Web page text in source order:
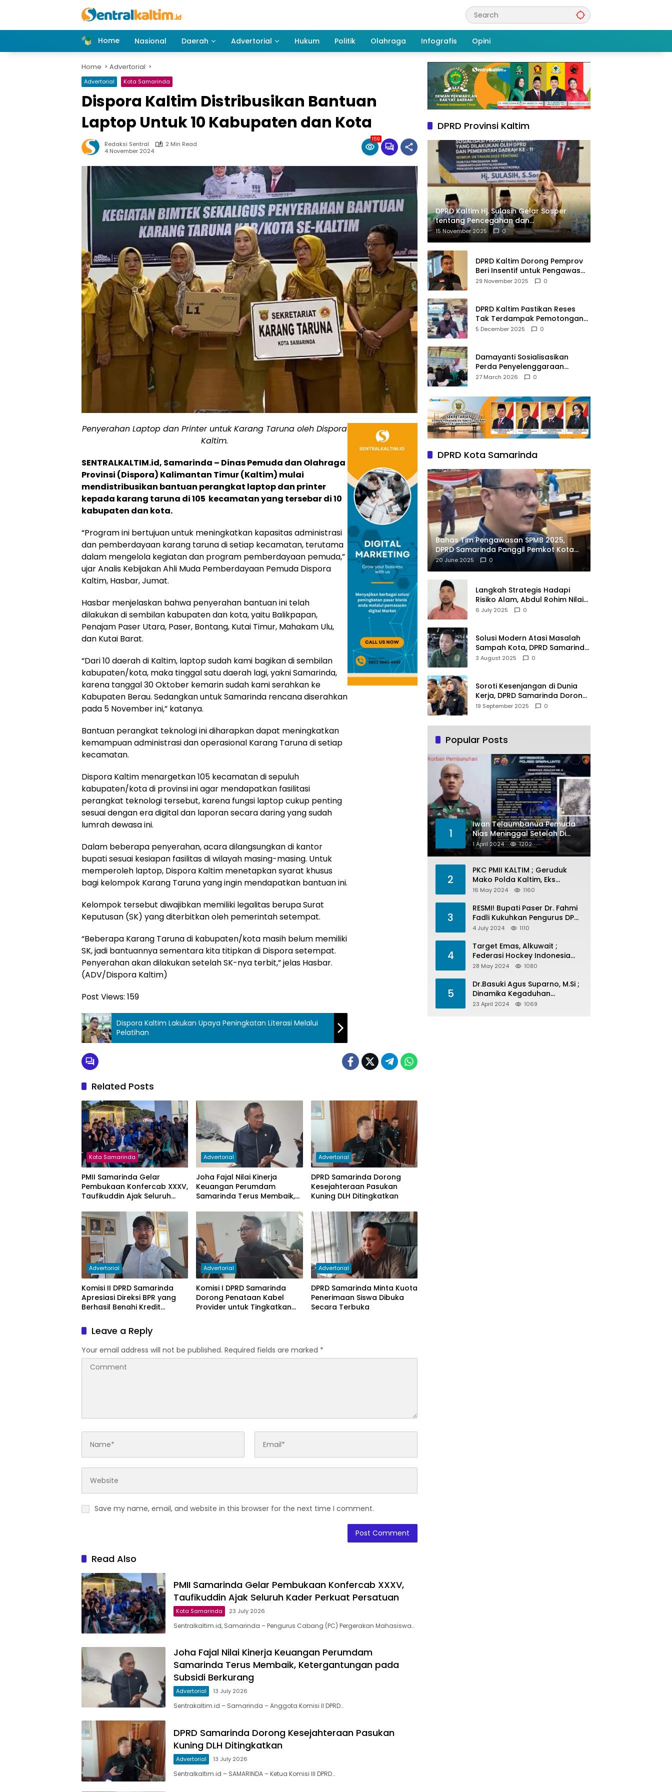
Home
Nasional Daerah Advertorial Hukum Politik Olahraga Infografis Opini
Home Advertorial
Advertorial Kota Samarinda
Dispora Kaltim Distribusikan Bantuan
Laptop Untuk 10 Kabupaten dan Kota
Redaksi Sentral
2 Min Read
4 November 2024
159
Penyerahan Laptop dan Printer untuk Karang Taruna oleh Dispora
Kaltim.
SENTRALKALTIM.id, Samarinda – Dinas Pemuda dan Olahraga
Provinsi (Dispora) Kalimantan Timur (Kaltim) mulai
mendistribusikan bantuan perangkat laptop dan printer
kepada karang taruna di 105 kecamatan yang tersebar di 10
kabupaten dan kota.
“Program ini bertujuan untuk meningkatkan kapasitas administrasi
dan pemberdayaan karang taruna di setiap kecamatan, terutama
dalam mengelola kegiatan dan program pemberdayaan pemuda,”
ujar Analis Kebijakan Ahli Muda Pemberdayaan Pemuda Dispora
Kaltim, Hasbar, Jumat.
Hasbar menjelaskan bahwa penyerahan bantuan ini telah
dilakukan di sembilan kabupaten dan kota, yaitu Balikpapan,
Penajam Paser Utara, Paser, Bontang, Kutai Timur, Mahakam Ulu,
dan Kutai Barat.
“Dari 10 daerah di Kaltim, laptop sudah kami bagikan di sembilan
kabupaten/kota, maka tinggal satu daerah lagi, yakni Samarinda,
karena tanggal 30 Oktober kemarin sudah kami serahkan ke
Kabupaten Berau. Sedangkan untuk Samarinda rencana diserahkan
pada 5 November ini,” katanya.
Bantuan perangkat teknologi ini diharapkan dapat meningkatkan
kemampuan administrasi dan operasional Karang Taruna di setiap
kecamatan.
Dispora Kaltim menargetkan 105 kecamatan di sepuluh
kabupaten/kota di provinsi ini agar mendapatkan fasilitasi
perangkat teknologi tersebut, karena fungsi laptop cukup penting
sesuai dengan era digital dan laporan secara daring yang sudah
lumrah dewasa ini.
Dalam beberapa penyerahan, acara dilangsungkan di kantor
bupati sesuai kesiapan fasilitas di wilayah masing-masing. Untuk
memperoleh laptop, Dispora Kaltim menetapkan syarat khusus
bagi kelompok Karang Taruna yang ingin mendapatkan bantuan ini.
Kelompok tersebut diwajibkan memiliki legalitas berupa Surat
Keputusan (SK) yang diterbitkan oleh pemerintah setempat.
“Beberapa Karang Taruna di kabupaten/kota masih belum memiliki
SK, jadi bantuannya sementara kita titipkan di Dispora setempat.
Penyerahan akan dilakukan setelah SK-nya terbit,” jelas Hasbar.
(ADV/Dispora Kaltim)
Post Views: 159
Dispora Kaltim Lakukan Upaya Peningkatan Literasi Melalui
Pelatihan
Related Posts
Kota Samarinda
PMII Samarinda Gelar
Pembukaan Konfercab XXXV,
Taufikuddin Ajak Seluruh
Advertorial
Joha Fajal Nilai Kinerja
Keuangan Perumdam
Samarinda Terus Membaik,
Subsidi Berkurang
Advertorial
DPRD Samarinda Dorong
Kesejahteraan Pasukan
Kuning DLH Ditingkatkan
Advertorial
Komisi II DPRD Samarinda
Apresiasi Direksi BPR yang
Berhasil Benahi Kredit
Advertorial
Komisi I DPRD Samarinda
Dorong Penataan Kabel
Provider untuk Tingkatkan
Advertorial
DPRD Samarinda Minta Kuota
Penerimaan Siswa Dibuka
Secara Terbuka
Leave a Reply
Your email address will not be published. Required fields are marked *
Save my name, email, and website in this browser for the next time I comment.
Read Also
PMII Samarinda Gelar Pembukaan Konfercab XXXV,
Taufikuddin Ajak Seluruh Kader Perkuat Persatuan
Kota Samarinda 23 July 2026
Sentralkaltim.id, Samarinda – Pengurus Cabang (PC) Pergerakan Mahasiswa…
Joha Fajal Nilai Kinerja Keuangan Perumdam
Samarinda Terus Membaik, Ketergantungan pada
Subsidi Berkurang
Advertorial 13 July 2026
Sentrakaltim.id – Samarinda – Anggota Komisi II DPRD…
DPRD Samarinda Dorong Kesejahteraan Pasukan
Kuning DLH Ditingkatkan
Advertorial 13 July 2026
Sentralkaltim.id – SAMARINDA – Ketua Komisi III DPRD…
DPRD Provinsi Kaltim
DPRD Kaltim Hj. Sulasih Gelar Sosper
tentang Pencegahan dan
Pemberantasan NAPZA
15 November 2025 0
DPRD Kaltim Dorong Pemprov
Beri Insentif untuk Pengawas
Madrasah dan Pendidikan
29 November 2025 0
DPRD Kaltim Pastikan Reses
Tak Terdampak Pemotongan
Transfer Dana Pusat
5 December 2025 0
Damayanti Sosialisasikan
Perda Penyelenggaraan
Pendidikan Pancasila dan
27 March 2026 0
DPRD Kota Samarinda
Bahas Tim Pengawasan SPMB 2025,
DPRD Samarinda Panggil Pemkot Kota
Tepian
20 June 2025 0
Langkah Strategis Hadapi
Risiko Alam, Abdul Rohim Nilai
Samarinda Siap Jadi Pusat
6 July 2025 0
Solusi Modern Atasi Masalah
Sampah Kota, DPRD Samarinda
Dukung Penuh Proyek PLTSA
3 August 2025 0
Soroti Kesenjangan di Dunia
Kerja, DPRD Samarinda Dorong
Pemkot Gencarkan
19 September 2025 0
Popular Posts
1
Iwan Telaumbanua Pemuda
Nias Meninggal Setelah Di
Habisi Oknum TNI AL
1 April 2024 1202
2
PKC PMII KALTIM ; Geruduk
Mako Polda Kaltim, Eks
Lubang Tambang Banyak
16 May 2024 1160
3
RESMI! Bupati Paser Dr. Fahmi
Fadli Kukuhkan Pengurus DPP
LAP 2024-2029
4 July 2024 1110
4
Target Emas, Alkuwait ;
Federasi Hockey Indonesia
Kota Balikpapan Siap Menjadi
28 May 2024 1080
5
Dr.Basuki Agus Suparno, M.Si ;
Dinamika Kegaduhan
Komunikasi Politik Jelang
23 April 2024 1069